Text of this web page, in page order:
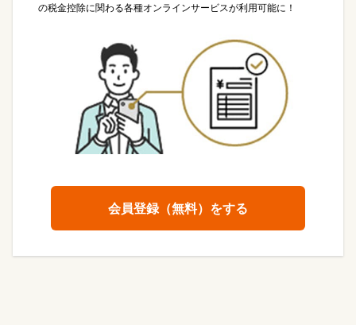
の税金控除に関わる各種オンラインサービスが利用可能に！
会員登録（無料）をする